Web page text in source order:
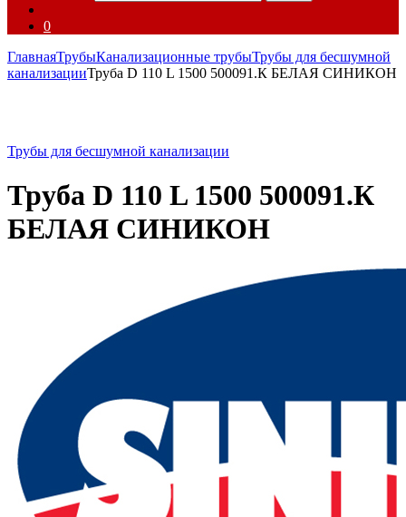
0
ГлавнаяТрубыКанализационные трубыТрубы для бесшумной
канализацииТруба D 110 L 1500 500091.К БЕЛАЯ СИНИКОН
Трубы для бесшумной канализации
Труба D 110 L 1500 500091.К
БЕЛАЯ СИНИКОН